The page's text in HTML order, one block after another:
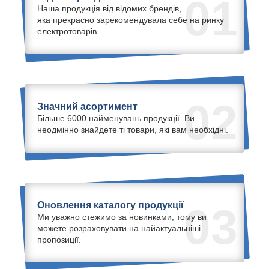
01
Наша продукція від відомих брендів,
яка прекрасно зарекомендувала себе на ринку
електротоварів.
02
Значний асортимент
Більше 6000 найменувань продукції. Ви
неодмінно знайдете ті товари, які вам необхідні.
03
Оновлення каталогу продукції
Ми уважно стежимо за новинками, тому ви
можете розраховувати на найактуальніші
пропозиції.